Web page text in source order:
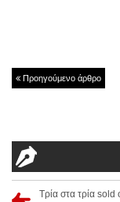
Προηγούμενο άρθρο
Τρία στα τρία